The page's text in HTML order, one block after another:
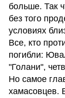
больше. Так
без того
условиях
Все, кто
погибли:
"Голани",
Но самое
хамасовцев.